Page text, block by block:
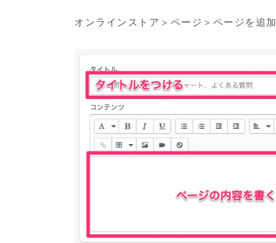
オンラインストア＞ページ＞ページを追加